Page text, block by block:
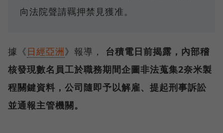
向法院聲請羈押禁見獲准。
據《 日經亞洲》報導， 台積電日前揭露，內部稽
核發現數名員工於職務期間企圖非法蒐集2奈米製
程關鍵資料，公司隨即予以解雇、提起刑事訴訟
並通報主管機關。